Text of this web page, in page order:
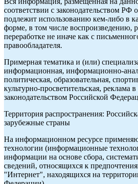
соответствии с законодательством РФ
подлежит использованию кем-либо в
форме, в том числе воспроизведению,
переработке не иначе как с
правообладателя.
Примерная тематика и (или)
информационная, информационно-
политическая, образовательная,
культурно-просветительская, реклама
законодательством Российской
Территория распространения:
зарубежные страны
На информационном ресурсе
технологии (информационные
информации на основе сбора,
сведений, относящихся к
"Интернет", находящихся на